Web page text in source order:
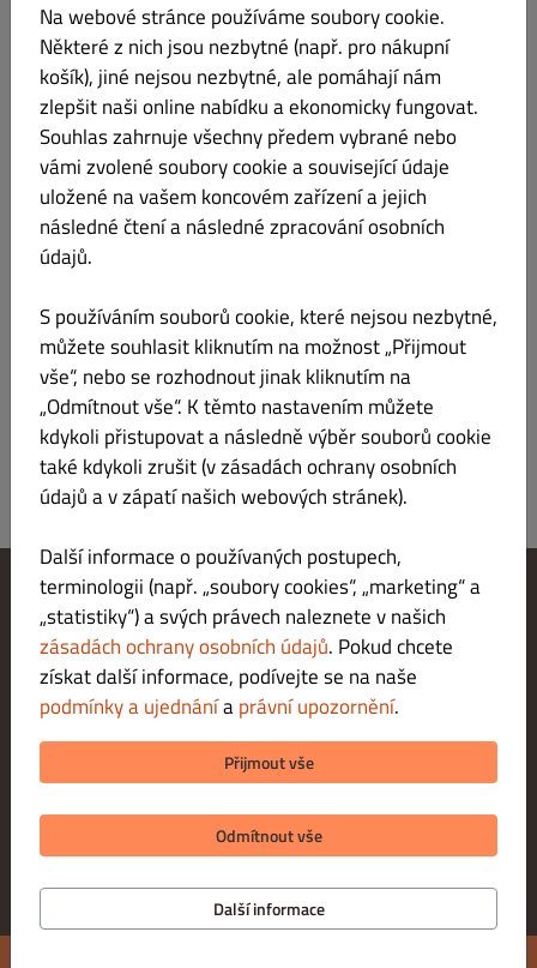
Kč 30.00 na všechny objednávky
Hovorany, Svatobořice-Mistřín, Čejč
Kč 60.00 nad Kč 300.00
Stavěšice, Karlín, Terezín
Kč 100.00 nad Kč 450.00
Nenkovice, Želetice
Kč 120.00 nad Kč 600.00
Krumvíř, Násedlovice, Čejkovice, Mutěnice, Dubňany, Milotice
Kč 150.00 nad Kč 750.00
Kašnice, Klobouky u Brna, Morkůvky, Brumovice, Kobylí
Kč 200.00 nad Kč 800.00
Změnit nastavení souborů cookie
Kontaktuj nás
Zásady ochrany osobních údajů
Podmínky a ujednání
Právní upozornění
METODY PLATBY PŘI DORUČENÍ
METODY PLATBY PŘI VYZVEDNUTÍ
Na webové stránce používáme soubory cookie.
Některé z nich jsou nezbytné (např. pro nákupní
košík), jiné nejsou nezbytné, ale pomáhají nám
zlepšit naši online nabídku a ekonomicky fungovat.
Souhlas zahrnuje všechny předem vybrané nebo
vámi zvolené soubory cookie a související údaje
uložené na vašem koncovém zařízení a jejich
následné čtení a následné zpracování osobních
údajů.
S používáním souborů cookie, které nejsou nezbytné,
můžete souhlasit kliknutím na možnost „Přijmout
vše“, nebo se rozhodnout jinak kliknutím na
„Odmítnout vše“. K těmto nastavením můžete
kdykoli přistupovat a následně výběr souborů cookie
také kdykoli zrušit (v zásadách ochrany osobních
údajů a v zápatí našich webových stránek).
Další informace o používaných postupech,
terminologii (např. „soubory cookies“, „marketing“ a
„statistiky“) a svých právech naleznete v našich
zásadách ochrany osobních údajů. Pokud chcete
získat další informace, podívejte se na naše
podmínky a ujednáníaprávní upozornění.
Přijmout vše
Odmítnout vše
Další informace